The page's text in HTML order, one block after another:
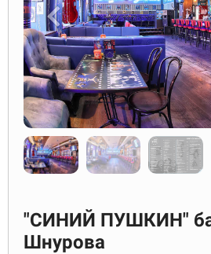
"СИНИЙ ПУШКИН"
Шнурова